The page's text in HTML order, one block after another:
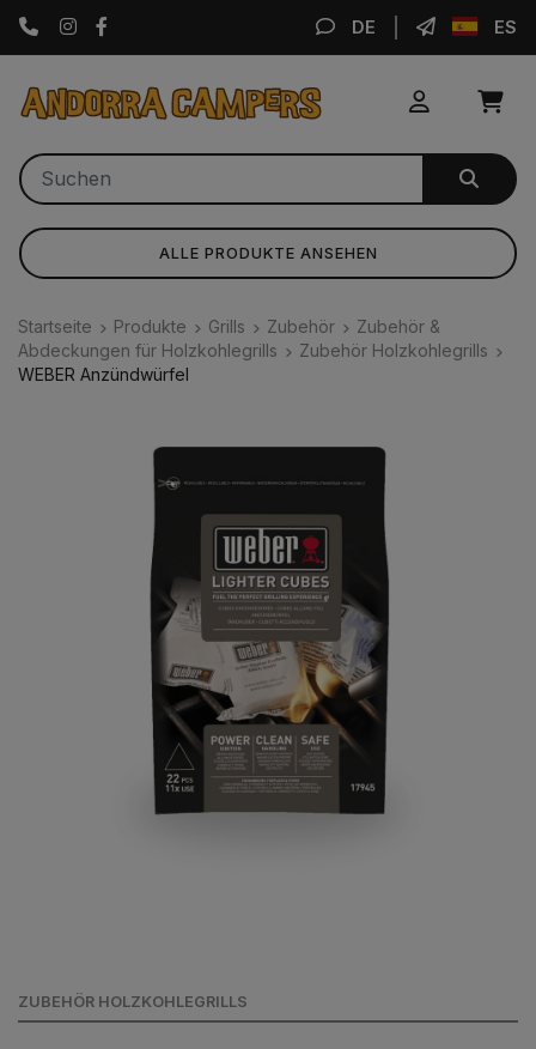
Instagram DE ES
ALLE PRODUKTE ANSEHEN
Startseite Produkte Grills Zubehör
Zubehör &
Abdeckungen für Holzkohlegrills
Zubehör Holzkohlegrills
WEBER Anzündwürfel
ZUBEHÖR HOLZKOHLEGRILLS